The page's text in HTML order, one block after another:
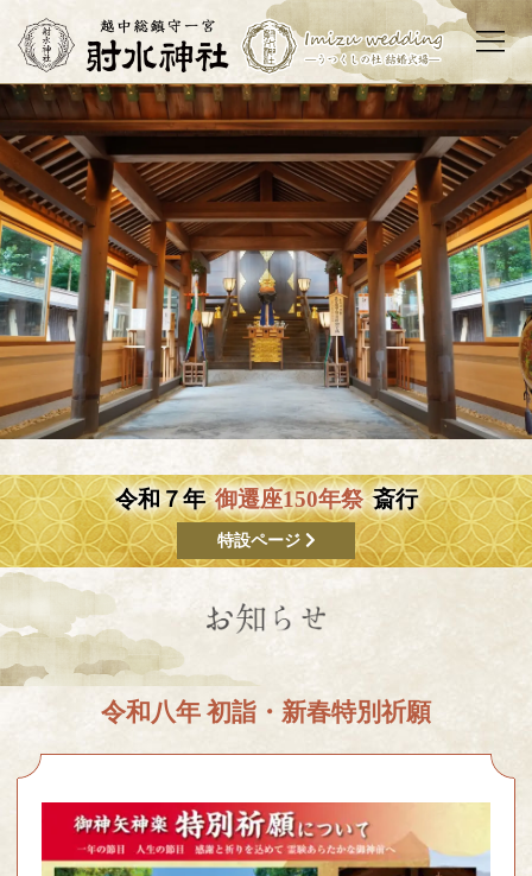
射水神社について 祭りと年中行事
ご祈願・お祓い お神札・お守り
結婚式・披露宴 散策・見どころ
参拝・アクセス お問い合わせ
お知らせ サイトマップ
ホーム
令和７年御遷座150年祭斎行
特設ページ
令和八年 初詣・新春特別祈願